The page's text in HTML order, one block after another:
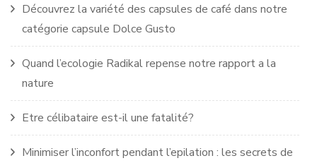
Découvrez la variété des capsules de café dans notre
catégorie capsule Dolce Gusto
Quand l’ecologie Radikal repense notre rapport a la
nature
Etre célibataire est-il une fatalité?
Minimiser l’inconfort pendant l’epilation : les secrets de